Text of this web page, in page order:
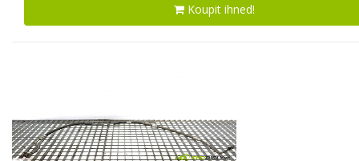
Koupit ihned!